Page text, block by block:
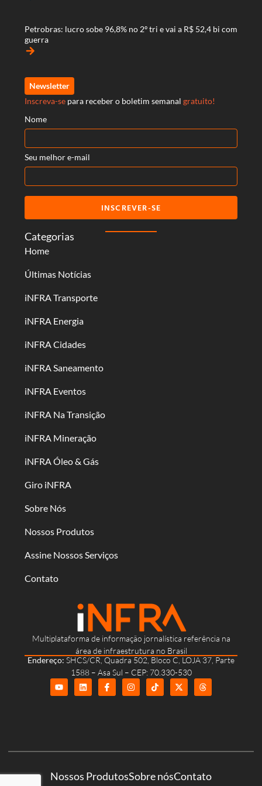
Multiplataforma de informação jornalística referência na
área de infraestrutura no Brasil
Endereço: SHCS/CR, Quadra 502, Bloco C, LOJA 37, Parte
1588 – Asa Sul – CEP: 70.330-530
Categorias
Home
Últimas Notícias
iNFRA Transporte
iNFRA Energia
iNFRA Cidades
iNFRA Saneamento
iNFRA Eventos
iNFRA Na Transição
iNFRA Mineração
iNFRA Óleo & Gás
Giro iNFRA
Sobre Nós
Nossos Produtos
Assine Nossos Serviços
Contato
Petrobras: lucro sobe 96,8% no 2º tri e vai a R$ 52,4 bi com
guerra
arrow_forward
Newsletter
Inscreva-se para receber o boletim semanal gratuito!
Nome
Seu melhor e-mail
INSCREVER-SE
Nossos ProdutosSobre nósContato